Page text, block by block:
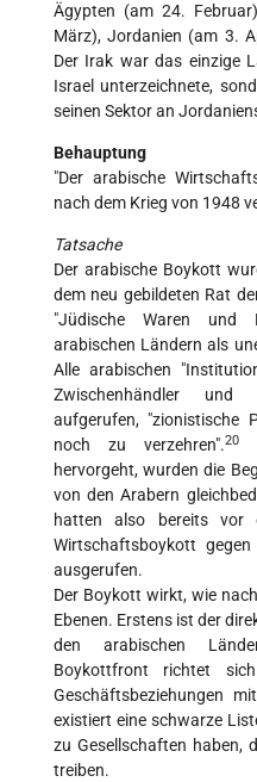
Ägypten (am 24.
März), Jordanien (am 3.
Der Irak war das einzige
Israel unterzeichnete,
seinen Sektor an
Behauptung
"Der arabische
nach dem Krieg von 1948
Tatsache
Der arabische Boykott
dem neu gebildeten Rat
"Jüdische Waren und
arabischen Ländern als
Alle arabischen
Zwischenhändler und
aufgerufen, "zionistische
noch zu verzehren".20
hervorgeht, wurden die
von den Arabern
hatten also bereits vor
Wirtschaftsboykott
ausgerufen.
Der Boykott wirkt, wie
Ebenen. Erstens ist der
den arabischen
Boykottfront richtet
Geschäftsbeziehungen
existiert eine schwarze
zu Gesellschaften haben,
treiben.